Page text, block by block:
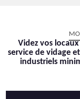
Videz vos
service de vidage
industriels